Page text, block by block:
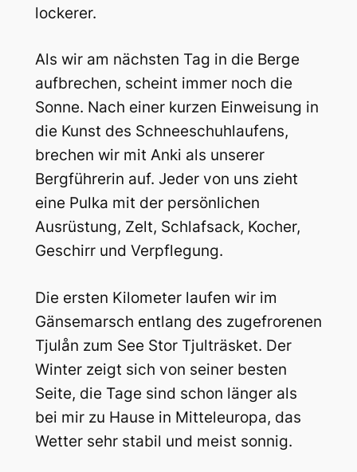
lockerer.
Als wir am nächsten Tag in die Berge
aufbrechen, scheint immer noch die
Sonne. Nach einer kurzen Einweisung in
die Kunst des Schneeschuhlaufens,
brechen wir mit Anki als unserer
Bergführerin auf. Jeder von uns zieht
eine Pulka mit der persönlichen
Ausrüstung, Zelt, Schlafsack, Kocher,
Geschirr und Verpflegung.
Die ersten Kilometer laufen wir im
Gänsemarsch entlang des zugefrorenen
Tjulån zum See Stor Tjulträsket. Der
Winter zeigt sich von seiner besten
Seite, die Tage sind schon länger als
bei mir zu Hause in Mitteleuropa, das
Wetter sehr stabil und meist sonnig.